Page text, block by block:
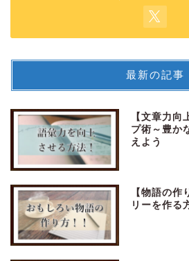
最新の記事
【文章力向
プ術～豊か
えよう
【物語の作
リーを作る